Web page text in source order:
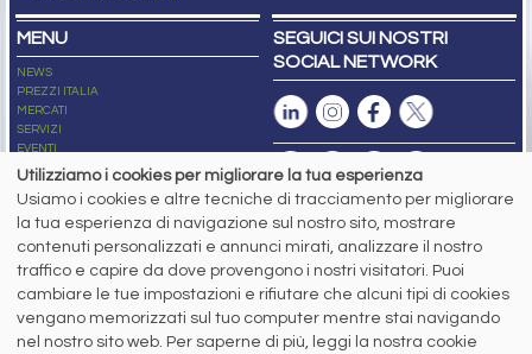
MENU
NEWS
PREZZI ITALIA
MERCATI
SERVIZI
EVENTI
ABBONAMENTI
NEWSLETTER
SEGUICI SUI NOSTRI
SOCIAL NETWORK
Capitale Sociale: 190.000€ interamente versato
Registro delle Imprese di Brescia
Codice Fiscale e Partita I.V.A.:IT03562320170
R.E.A. n. 419331
www.siderweb.com: Autorizzazione del Tribunale di Brescia n. 11/2004 del 17
marzo 2004, Iscrizione al R.O.C. n. 26116.
Utilizziamo i cookies per migliorare la tua esperienza
Usiamo i cookies e altre tecniche di tracciamento per migliorare
la tua esperienza di navigazione sul nostro sito, mostrare
contenuti personalizzati e annunci mirati, analizzare il nostro
traffico e capire da dove provengono i nostri visitatori. Puoi
cambiare le tue impostazioni e rifiutare che alcuni tipi di cookies
vengano memorizzati sul tuo computer mentre stai navigando
nel nostro sito web. Per saperne di più, leggi la nostra cookie